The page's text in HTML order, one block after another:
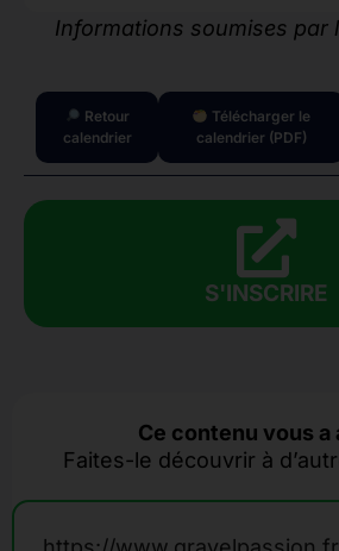
Informations soumises par
Retour
calendrier
Télécharger le
calendrier (PDF)
S'INSCRIRE
Ce contenu vous a
Faites-le découvrir à